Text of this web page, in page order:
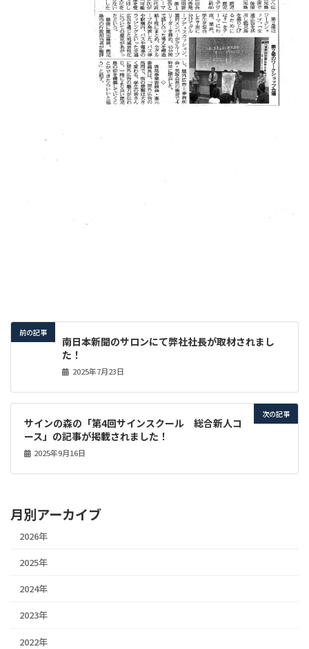
前の記事
南日本新聞のサロンにて弊社社長が取材されまし
た！
2025年7月23日
次の記事
サインの森の「第4回サインスクール 総合新人コ
ース」の記事が掲載されました！
2025年9月16日
月別アーカイブ
2026年
2025年
2024年
2023年
2022年